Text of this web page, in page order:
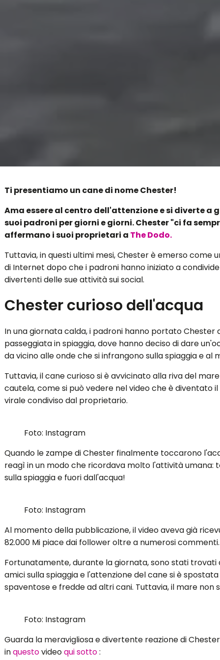
Ti presentiamo un cane di nome Chester!
Ama essere al centro dell'attenzione e si diverte a
suoi padroni per giorni e giorni. Chester "ci fa
affermano i suoi proprietari a The Dodo.
Tuttavia, in questi ultimi mesi, Chester è emerso come
di Internet dopo che i padroni hanno iniziato a
divertenti delle sue attività sui social.
Chester curioso dell'acqua
In una giornata calda, i padroni hanno portato Chester
passeggiata in spiaggia, dove hanno deciso di dare
da vicino alle onde che si infrangono sulla spiaggia e al
Tuttavia, il cane curioso si è avvicinato alla riva del
cautela, come si può vedere nel video che è diventato
virale condiviso dal proprietario.
Foto: Instagram
Quando le zampe di Chester finalmente toccarono
reagì in un modo che ricordava molto l'attività umana:
sulla spiaggia e fuori dall'acqua!
Foto: Instagram
Al momento della pubblicazione, il video aveva già
82.000 Mi piace dai follower oltre a numerosi commenti.
Fortunatamente, durante la giornata, sono stati trovati
amici sulla spiaggia e l'attenzione del cane si è
spaventose e fredde ad altri cani. Tuttavia, il mare non
Foto: Instagram
Guarda la meravigliosa e divertente reazione di Chester
inquestovideoqui sotto: